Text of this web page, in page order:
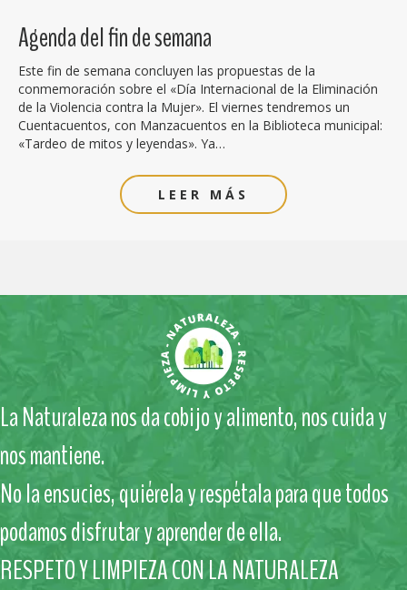
Agenda del fin de semana
Este fin de semana concluyen las propuestas de la
conmemoración sobre el «Día Internacional de la Eliminación
de la Violencia contra la Mujer». El viernes tendremos un
Cuentacuentos, con Manzacuentos en la Biblioteca municipal:
«Tardeo de mitos y leyendas». Ya…
LEER MÁS
La Naturaleza nos da cobijo y alimento, nos cuida y
nos mantiene.
No la ensucies, quiérela y respétala para que todos
podamos disfrutar y aprender de ella.
RESPETO Y LIMPIEZA CON LA NATURALEZA